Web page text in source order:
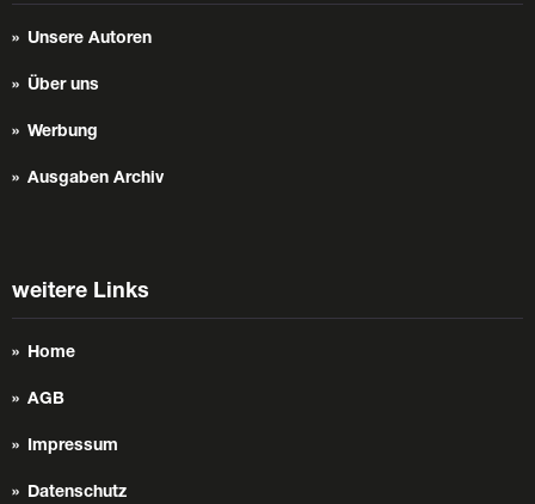
Unsere Autoren
Über uns
Werbung
Ausgaben Archiv
weitere Links
Home
AGB
Impressum
Datenschutz